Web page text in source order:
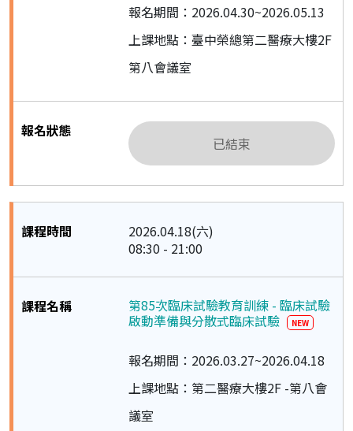
報名期間：2026.04.30~2026.05.13
上課地點：臺中榮總第二醫療大樓2F
第八會議室
已結束
2026.04.18(六)
08:30 - 21:00
第85次臨床試驗教育訓練 - 臨床試驗
啟動準備與分散式臨床試驗
NEW
報名期間：2026.03.27~2026.04.18
上課地點：第二醫療大樓2F -第八會
議室